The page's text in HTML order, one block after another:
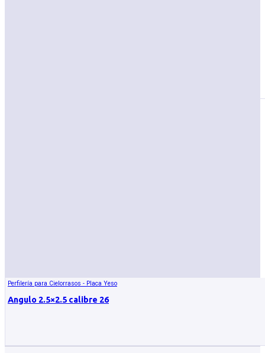
Perfilería para Cielorrasos - Placa Yeso
Angulo 2.5×2.5 calibre 26